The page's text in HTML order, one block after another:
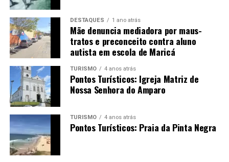
DESTAQUES 1 ano atrás
Mãe denuncia mediadora por maus-
tratos e preconceito contra aluno
autista em escola de Maricá
TURISMO 4 anos atrás
Pontos Turísticos: Igreja Matriz de
Nossa Senhora do Amparo
TURISMO 4 anos atrás
Pontos Turísticos: Praia da Pinta Negra